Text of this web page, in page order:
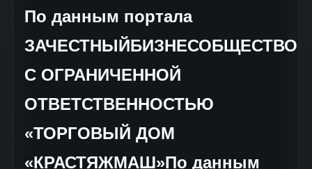
По данным портала
ЗАЧЕСТНЫЙБИЗНЕСОБЩЕСТВО
С ОГРАНИЧЕННОЙ
ОТВЕТСТВЕННОСТЬЮ
«ТОРГОВЫЙ ДОМ
«КРАСТЯЖМАШ»По данным